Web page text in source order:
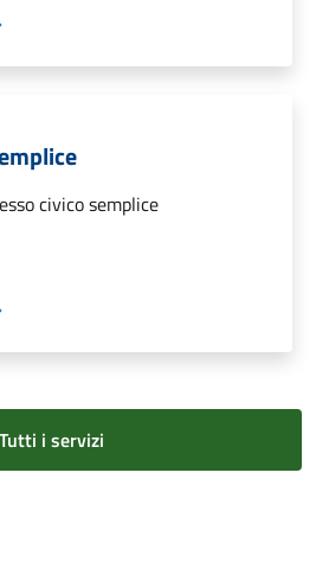
civico semplice
Tutti i servizi